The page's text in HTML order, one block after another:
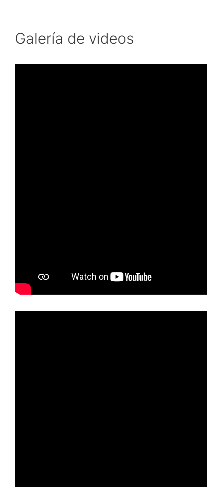
Galería de videos